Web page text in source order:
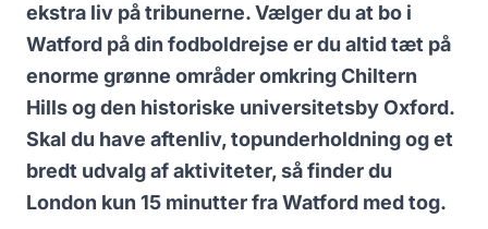
ekstra liv på tribunerne. Vælger du at bo i
Watford på din fodboldrejse er du altid tæt på
enorme grønne områder omkring Chiltern
Hills og den historiske universitetsby Oxford.
Skal du have aftenliv, topunderholdning og et
bredt udvalg af aktiviteter, så finder du
London kun 15 minutter fra Watford med tog.